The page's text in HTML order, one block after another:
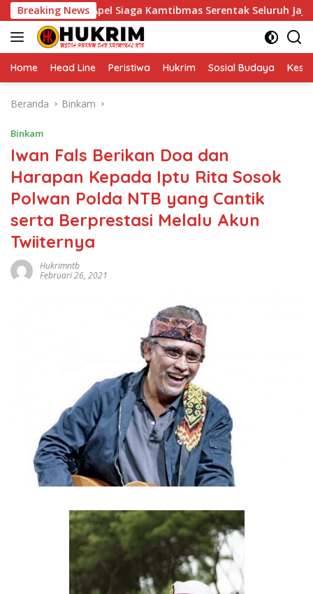
Langsung
ke
konten
Breaking News
Apel Siaga Kamtibmas Serentak Seluruh Jajaran
Home Head Line Peristiwa Hukrim Sosial Budaya
Beranda Binkam
Binkam
Iwan Fals Berikan Doa dan
Harapan Kepada Iptu Rita Sosok
Polwan Polda NTB yang Cantik
serta Berprestasi Melalu Akun
Twiiternya
Hukrimntb
Februari 26, 2021